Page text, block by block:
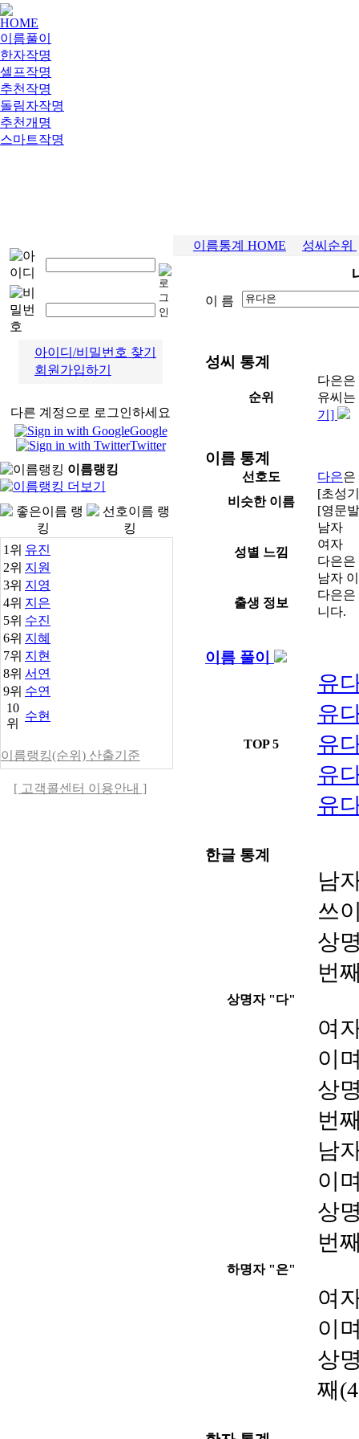
HOME
이름풀이
한자작명
셀프작명
추천작명
돌림자작명
추천개명
스마트작명
아이디/비밀번호 찾기
회원가입하기
다른 계정으로 로그인하세요
Google
Twitter
이름랭킹
1위 유진
2위 지원
3위 지영
4위 지은
5위 수진
6위 지혜
7위 지현
8위 서연
9위 수연
10
위
수현
이름랭킹(순위) 산출기준
[ 고객콜센터 이용안내 ]
이름통계 HOME 성씨순위